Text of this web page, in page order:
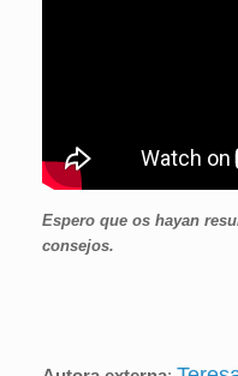
Espero que os hayan
consejos.